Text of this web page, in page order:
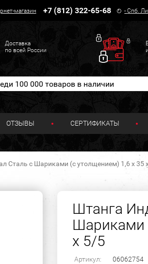
магазин +7 (812) 322-65-68 -Спб.
Доставка
по всей России
ОТЗЫВЫ СЕРТИФИКАТЫ
Сталь с Шариками (с утолщением) 1,6 х 35
Штанга
Шариками
х 5/5
Артикул: 06062754